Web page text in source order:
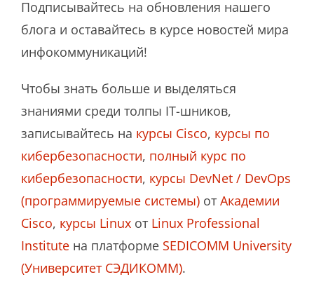
Подписывайтесь на обновления нашего
блога и оставайтесь в курсе новостей мира
инфокоммуникаций!
Чтобы знать больше и выделяться
знаниями среди толпы IT-шников,
записывайтесь на курсы Cisco, курсы по
кибербезопасности, полный курс по
кибербезопасности, курсы DevNet / DevOps
(программируемые системы) от Академии
Cisco, курсы Linux от Linux Professional
Institute на платформе SEDICOMM University
(Университет СЭДИКОММ).